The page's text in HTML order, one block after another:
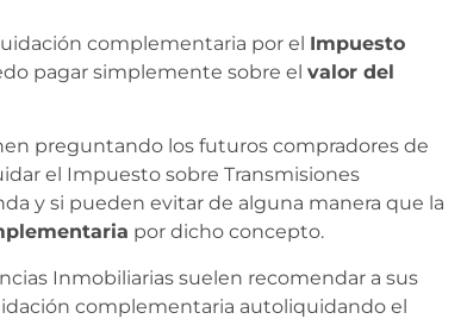
complementaria por el Impuesto
pagar simplemente sobre el valor del
preguntando los futuros compradores de
el Impuesto sobre Transmisiones
y si pueden evitar de alguna manera que la
por dicho concepto.
Inmobiliarias suelen recomendar a sus
complementaria autoliquidando el